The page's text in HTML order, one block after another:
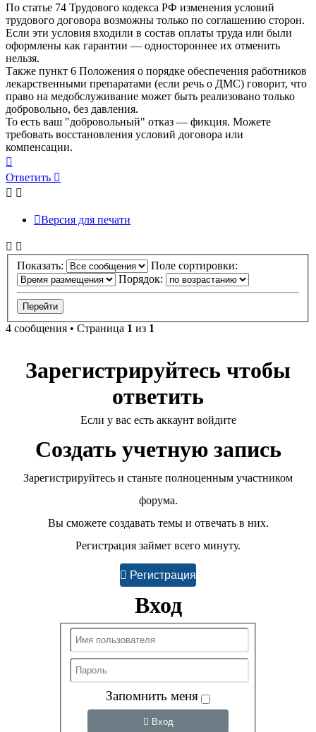
По статье 74 Трудового кодекса РФ изменения условий
трудового договора возможны только по соглашению сторон.
Если эти условия входили в состав оплаты труда или были
оформлены как гарантии — одностороннее их отменить
нельзя.
Также пункт 6 Положения о порядке обеспечения работников
лекарственными препаратами (если речь о ДМС) говорит, что
право на медобслуживание может быть реализовано только
добровольно, без давления.
То есть ваш "добровольный" отказ — фикция. Можете
требовать восстановления условий договора или
компенсации.
к
началу
Ответить
Версия для печати
Показать:
Поле сортировки:
Порядок:
4 сообщения • Страница 1 из 1
Зарегистрируйтесь чтобы
ответить
Если у вас есть аккаунт войдите
Создать учетную запись
Зарегистрируйтесь и станьте полноценным участником
форума.
Вы сможете создавать темы и отвечать в них.
Регистрация займет всего минуту.
Регистрация
Вход
Запомнить меня
Вход